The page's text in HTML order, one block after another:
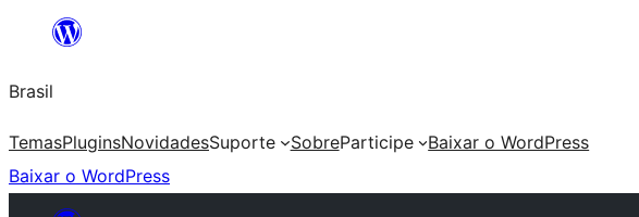
o
conteúdo
Brasil
TemasPluginsNovidadesSuporte SobreParticipe
Baixar o WordPress
Baixar o WordPress